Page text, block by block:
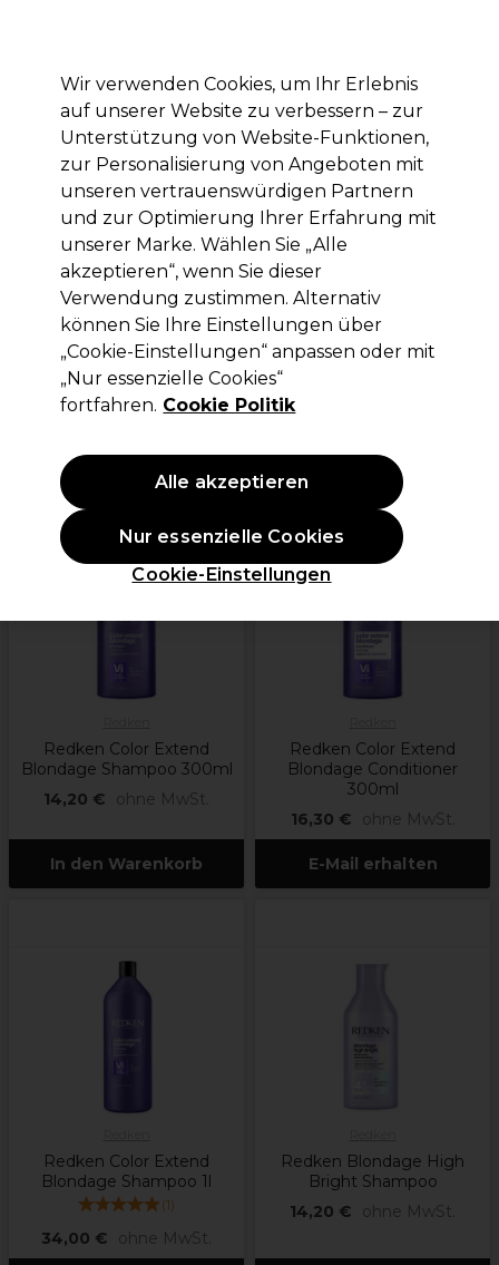
Anmelden
Marken Deals Haare Elektrogeräte Saloneinrichtung
Lieferung und Lieferzeiten
– mehr erfahren
Die Professional Preise 2025
Redken Color Extend Blondage
Range
Redken Color Extend Blondage Range
Filters
Sortieren nach:Relevanz
Redken Color Extend
Blondage Shampoo 300ml
14,20 €
ohne MwSt.
In den Warenkorb
Redken Color Extend
Blondage Conditioner
300ml
16,30 €
ohne MwSt.
E-Mail erhalten
Redken Color Extend
Blondage Shampoo 1l
(1)
34,00 € ohne MwSt.
Redken Blondage High
Bright Shampoo
14,20 €
ohne MwSt.
Wir verwenden Cookies, um Ihr Erlebnis
auf unserer Website zu verbessern – zur
Unterstützung von Website-Funktionen,
zur Personalisierung von Angeboten mit
unseren vertrauenswürdigen Partnern
und zur Optimierung Ihrer Erfahrung mit
unserer Marke. Wählen Sie „Alle
akzeptieren“, wenn Sie dieser
Verwendung zustimmen. Alternativ
können Sie Ihre Einstellungen über
„Cookie-Einstellungen“ anpassen oder mit
„Nur essenzielle Cookies“
fortfahren. Cookie Politik
Cookie-Einstellungen
Nur essenzielle Cookies
Alle akzeptieren